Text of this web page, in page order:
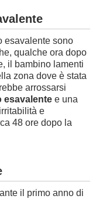
esavalente sono
qualche ora dopo
il bambino lamenti
zona dove è stata
arrossarsi
esavalente e una
e
48 ore dopo la
il primo anno di